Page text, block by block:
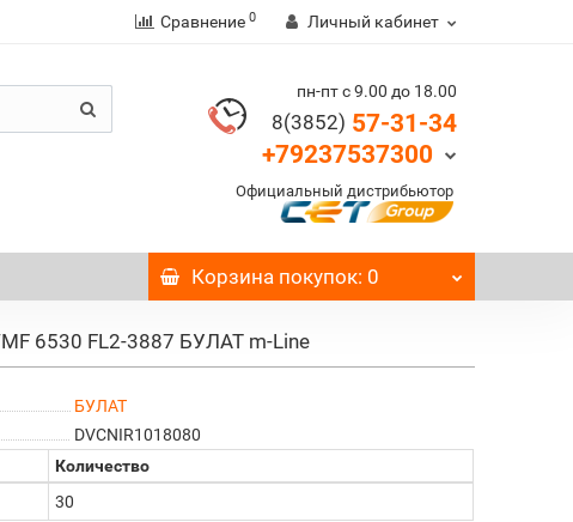
Сравнение 0 Личный кабинет
пн-пт с 9.00 до 18.00
8(3852) 57-31-34
+79237537300
Официальный дистрибьютор
Корзина покупок: 0
6530 FL2-3887 БУЛАТ m-Line
БУЛАТ
DVCNIR1018080
Количество
30